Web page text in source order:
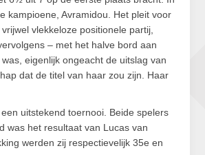
kampioene, Avramidou. Het pleit voor
vlekkeloze positionele partij,
– met het halve bord aan
eigenlijk ongeacht de uitslag van
dat de titel van haar zou zijn. Haar
uitstekend toernooi. Beide spelers
was het resultaat van Lucas van
werden zij respectievelijk 35e en